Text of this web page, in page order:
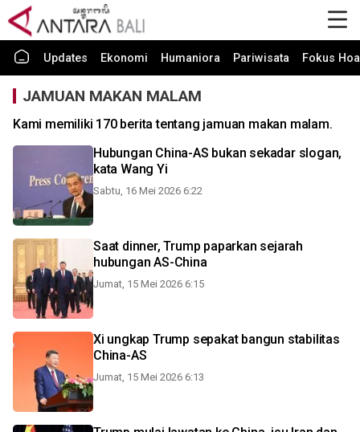
Updates Ekonomi Humaniora Pariwisata Fokus
JAMUAN MAKAN MALAM
Kami memiliki 170 berita tentang jamuan makan malam.
Hubungan China-AS bukan sekadar slogan,
kata Wang Yi
Sabtu, 16 Mei 2026 6:22
Saat dinner, Trump paparkan sejarah
hubungan AS-China
Jumat, 15 Mei 2026 6:15
Xi ungkap Trump sepakat bangun stabilitas
China-AS
Jumat, 15 Mei 2026 6:13